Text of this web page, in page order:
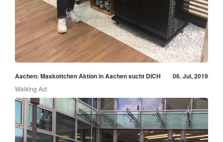
Aachen: Maskottchen Aktion in Aachen sucht DICH 06. Jul, 2019
Walking Act